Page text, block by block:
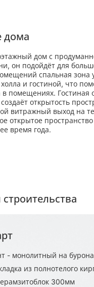
дома
дом с
он подойдёт для
спальная зона
и гостиной, что
помещениях. Гостиная
открытость
витражный выход на
открытое
время года.
- монолитный на
из полнотелого
300мм